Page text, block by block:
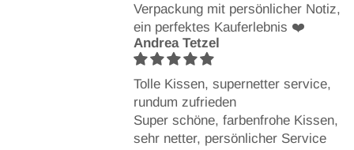
Verpackung mit persönlicher Notiz,
ein perfektes Kauferlebnis ❤️
Andrea Tetzel
Tolle Kissen, supernetter service,
rundum zufrieden
Super schöne, farbenfrohe Kissen,
sehr netter, persönlicher Service